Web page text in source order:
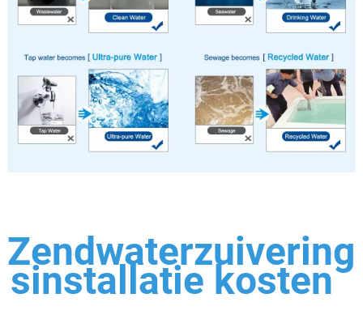
Zendwaterzuivering
sinstallatie kosten